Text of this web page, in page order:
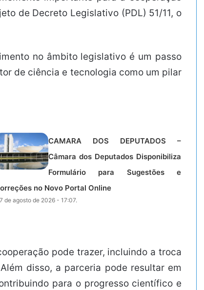
de Decreto Legislativo (PDL) 51/11, o
no âmbito legislativo é um passo
de ciência e tecnologia como um pilar
CAMARA DOS DEPUTADOS –
Câmara dos Deputados Disponibiliza
Formulário para Sugestões e
no Novo Portal Online
7 de agosto de 2026 - 17:07.
pode trazer, incluindo a troca
disso, a parceria pode resultar em
para o progresso científico e